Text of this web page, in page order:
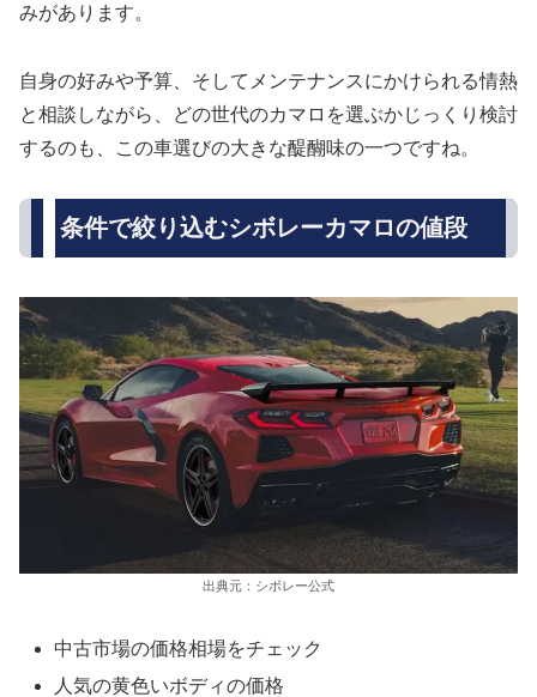
みがあります。
自身の好みや予算、そしてメンテナンスにかけられる情熱
と相談しながら、どの世代のカマロを選ぶかじっくり検討
するのも、この車選びの大きな醍醐味の一つですね。
条件で絞り込むシボレーカマロの値段
出典元：シボレー公式
中古市場の価格相場をチェック
人気の黄色いボディの価格